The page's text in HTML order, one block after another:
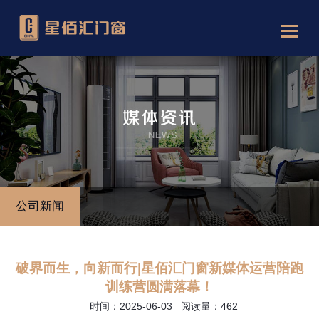
公司新闻
破界而生，向新而行|星佰汇门窗新媒体运营陪跑
训练营圆满落幕！
时间：2025-06-03 阅读量：462